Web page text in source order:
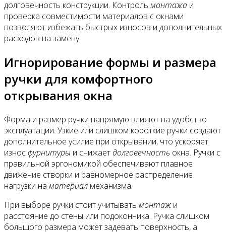
долговечность конструкции. Контроль монтажа и
проверка совместимости материалов с окнами
позволяют избежать быстрых износов и дополнительных
расходов на замену.
Игнорирование формы и размера
ручки для комфортного
открывания окна
Форма и размер ручки напрямую влияют на удобство
эксплуатации. Узкие или слишком короткие ручки создают
дополнительное усилие при открывании, что ускоряет
износфурнитуры и снижаетдолговечность окна. Ручки с
правильной эргономикой обеспечивают плавное
движение створки и равномерное распределение
нагрузки на материал механизма.
При выборе ручки стоит учитывать монтажи
расстояние до стены или подоконника. Ручка слишком
большого размера может задевать поверхность, а